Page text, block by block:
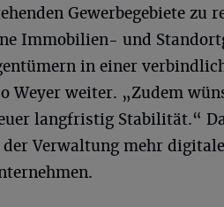
Gewerbegebiete zu
Immobilien- und
in einer
Weyer weiter. „Zudem
langfristig Stabilität.“
Verwaltung mehr